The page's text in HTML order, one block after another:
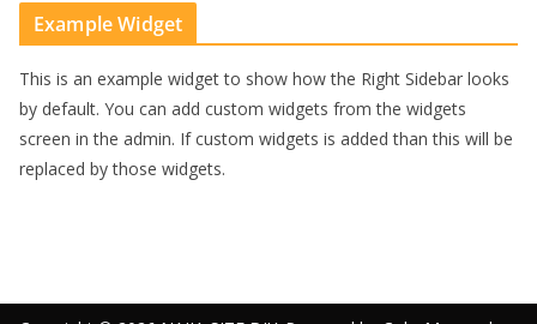
Example Widget
This is an example widget to show how the Right Sidebar looks
by default. You can add custom widgets from the widgets
screen in the admin. If custom widgets is added than this will be
replaced by those widgets.